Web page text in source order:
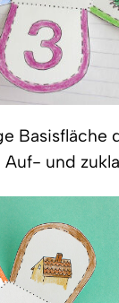
Basisfläche
Auf- und